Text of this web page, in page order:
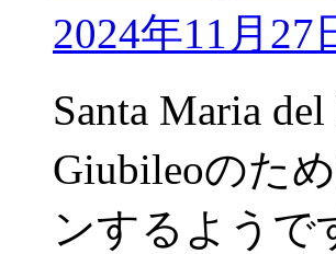
2024年11月27
Santa Maria
Giubileoのた
ンするようで